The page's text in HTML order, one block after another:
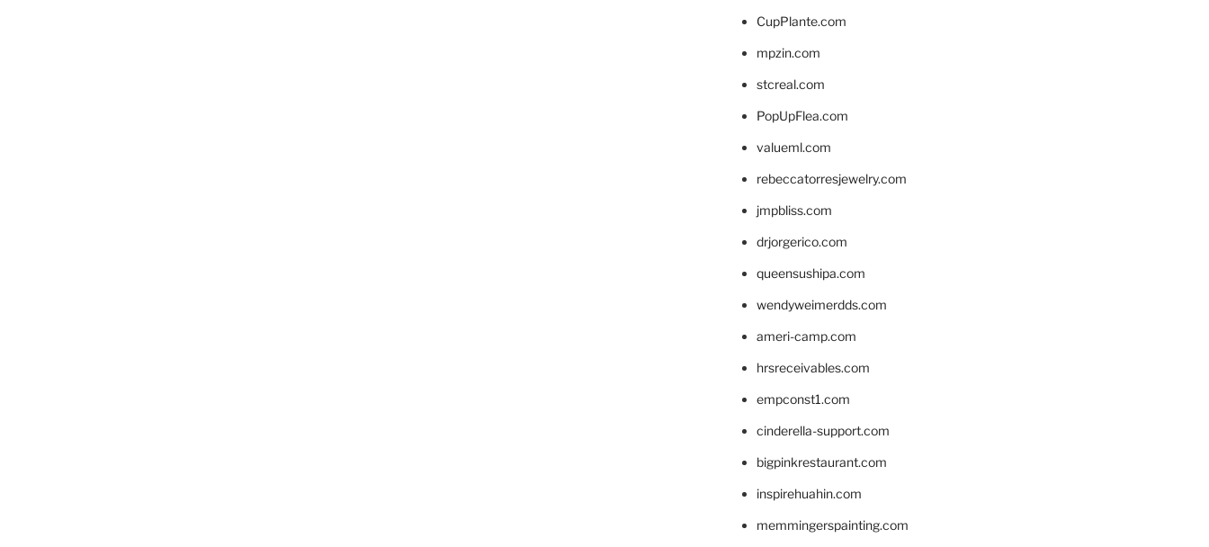
CupPlante.com
mpzin.com
stcreal.com
PopUpFlea.com
valueml.com
rebeccatorresjewelry.com
jmpbliss.com
drjorgerico.com
queensushipa.com
wendyweimerdds.com
ameri-camp.com
hrsreceivables.com
empconst1.com
cinderella-support.com
bigpinkrestaurant.com
inspirehuahin.com
memmingerspainting.com